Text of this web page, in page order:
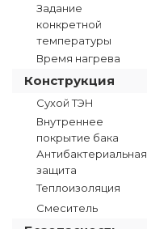
Задание
конкретной
температуры
Время нагрева
Конструкция
Сухой ТЭН
Внутреннее
покрытие бака
Антибактериальная
защита
Теплоизоляция
Смеситель